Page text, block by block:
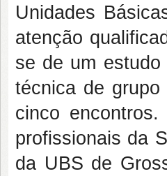
Unidades
atenção
se de um
técnica de
cinco
profissionais da
da UBS de